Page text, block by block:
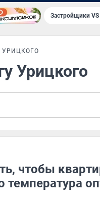
Застройщики VS
УРИЦКОГО
Урицкого
чтобы
температура